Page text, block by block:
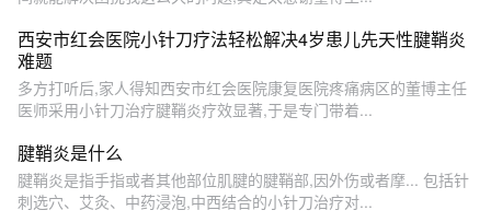
西安市红会医院小针刀疗法轻松解决4岁患儿先天性腱鞘炎
难题
多方打听后,家人得知西安市红会医院康复医院疼痛病区的董博主任
医师采用小针刀治疗腱鞘炎疗效显著,于是专门带着...
腱鞘炎是什么
腱鞘炎是指手指或者其他部位肌腱的腱鞘部,因外伤或者摩... 包括针
刺选穴、艾灸、中药浸泡,中西结合的小针刀治疗对...